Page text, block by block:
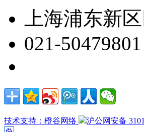
上海浦东新
021-50479801
技术支持：橙谷网络 沪公网安备